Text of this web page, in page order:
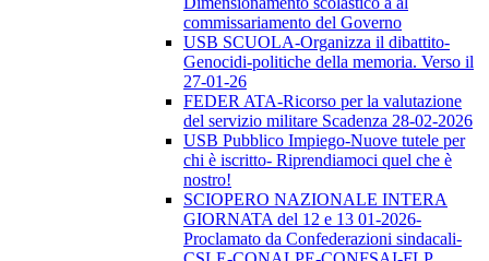
commissariamento del Governo
USB SCUOLA-Organizza il dibattito-
Genocidi-politiche della memoria. Verso il
27-01-26
FEDER ATA-Ricorso per la valutazione
del servizio militare Scadenza 28-02-2026
USB Pubblico Impiego-Nuove tutele per
chi è iscritto- Riprendiamoci quel che è
nostro!
SCIOPERO NAZIONALE INTERA
GIORNATA del 12 e 13 01-2026-
Proclamato da Confederazioni sindacali-